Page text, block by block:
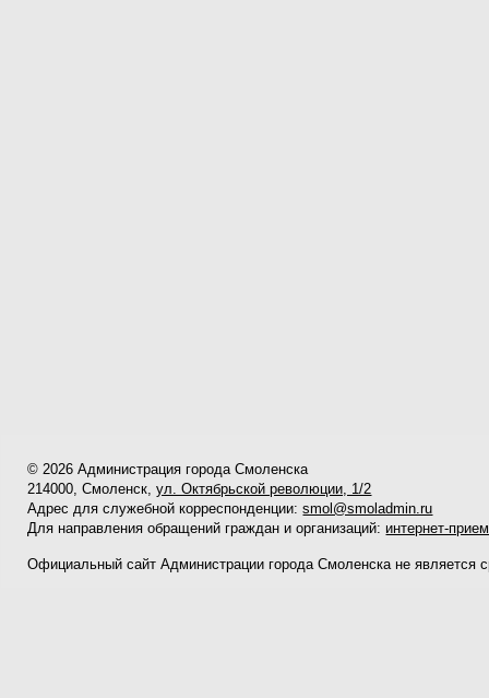
© 2026 Администрация города Смоленска
214000, Смоленск,ул. Октябрьской революции, 1/2
Адрес для служебной корреспонденции:smol@smoladmin.ru
Для направления обращений граждан и организаций: интернет-
Официальный сайт Администрации города Смоленска не является